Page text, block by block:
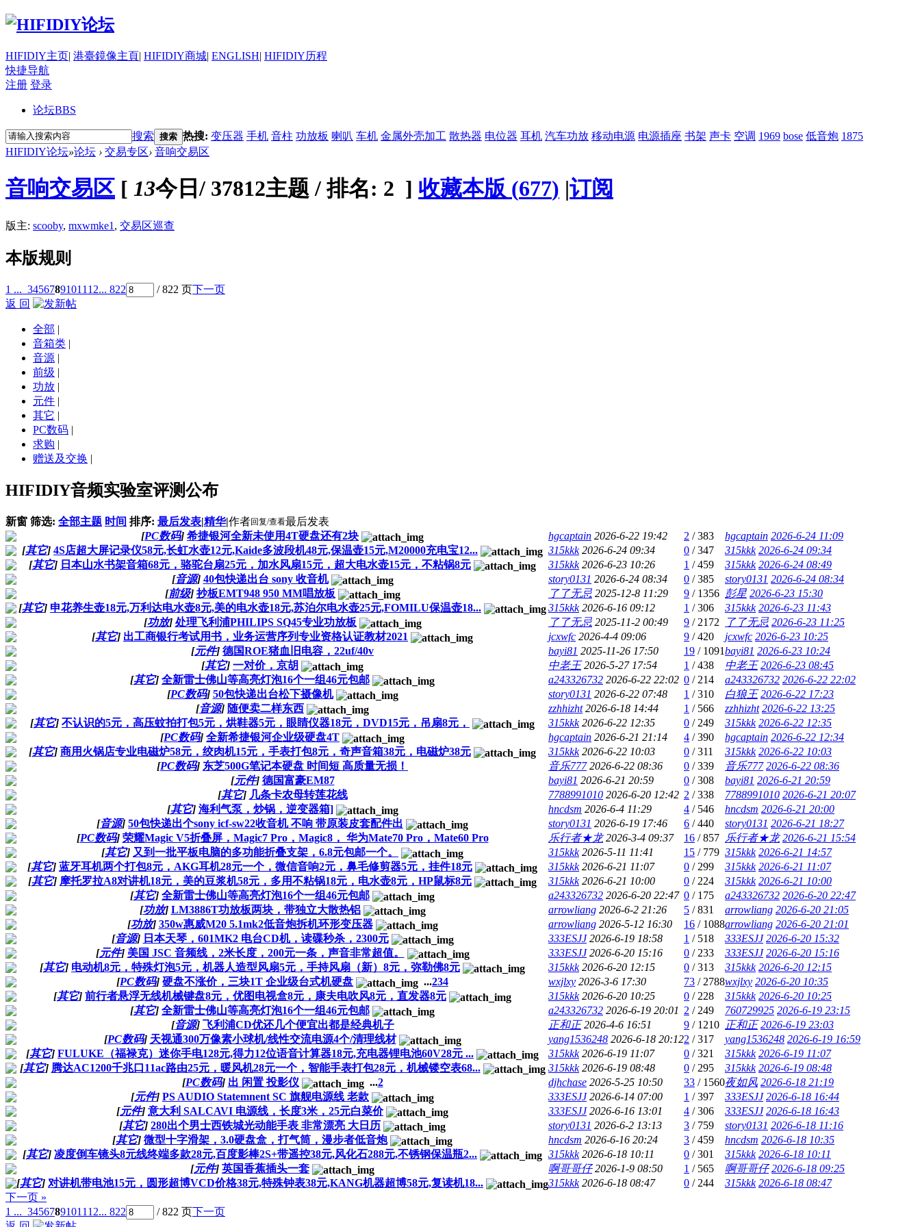
HIFIDIY主页| 港臺鏡像主頁| HIFIDIY商城| ENGLISH| HIFIDIY历程
快捷导航
注册 登录
论坛BBS
搜索 搜索 热搜: 变压器 手机 音柱 功放板 喇叭 车机 金属外壳加工 散热器 电位器 耳机 汽车功放 移动电源 电源插座 书架 声卡 空调 1969 bose 低音炮 1875
HIFIDIY论坛»论坛 › 交易专区› 音响交易区
音响交易区 [ 13今日/ 37812主题/排名: 2 ] 收藏本版 (677) |订阅
版主: scooby, mxwmke1 , 交易区巡查
本版规则
1 ... 34567891011 12... 822 / 822 页下一页
返 回
全部 |
音箱类 |
音源 |
前级 |
功放 |
元件 |
其它 |
PC数码 |
求购 |
赠送及交换 |
HIFIDIY音频实验室评测公布
新窗 筛选: 全部主题 时间 排序: 最后发表|精华|作者回复/查看最后发表
[PC数码] 希捷银河全新未使用4T硬盘还有2块 hgcaptain 2026-6-22 19:42 2 /383 hgcaptain 2026-6-24 11:09
[其它] 4S店超大屏记录仪58元,长虹水壶12元,Kaide多波段机48元,保温壶15元,M20000充电宝12... 315kkk 2026-6-24 09:34 0 /347 315kkk 2026-6-24 09:34
[其它] 日本山水书架音箱68元，骆驼台扇25元，加水风扇15元，超大电水壶15元，不粘锅8元 315kkk 2026-6-23 10:26 1 /459 315kkk 2026-6-24 08:49
[音源] 40包快递出台 sony 收音机 story0131 2026-6-24 08:34 0 /385 story0131 2026-6-24 08:34
[前级] 抄板EMT948 950 MM唱放板 了了无忌 2025-12-8 11:29 9 /1356 彭星 2026-6-23 15:30
[其它] 申花养生壶18元,万利达电水壶8元,美的电水壶18元,苏泊尔电水壶25元,FOMILU保温壶18... 315kkk 2026-6-16 09:12 1 /306 315kkk 2026-6-23 11:43
[功放] 处理飞利浦PHILIPS SQ45专业功放板 了了无忌 2025-11-2 00:49 9 /2172 了了无忌 2026-6-23 11:25
[其它] 出工商银行考试用书，业务运营序列专业资格认证教材2021 jcxwfc 2026-4-4 09:06 9 /420 jcxwfc 2026-6-23 10:25
[元件] 德国ROE猪血旧电容，22uf/40v bayi81 2025-11-26 17:50 19 /1091bayi81 2026-6-23 10:24
[其它] 一对价，京胡 中老王 2026-5-27 17:54 1 /438 中老王 2026-6-23 08:45
[其它] 全新雷士佛山等高亮灯泡16个一组46元包邮 a243326732 2026-6-22 22:02 0 /214 a243326732 2026-6-22 22:02
[PC数码] 50包快递出台松下摄像机 story0131 2026-6-22 07:48 1 /310 白狼王 2026-6-22 17:23
[音源] 随便卖二样东西 zzhhizht 2026-6-18 14:44 1 /566 zzhhizht 2026-6-22 13:25
[其它] 不认识的5元，高压蚊拍打包5元，烘鞋器5元，眼睛仪器18元，DVD15元，吊扇8元， 315kkk 2026-6-22 12:35 0 /249 315kkk 2026-6-22 12:35
[PC数码] 全新希捷银河企业级硬盘4T hgcaptain 2026-6-21 21:14 4 /390 hgcaptain 2026-6-22 12:34
[其它] 商用火锅店专业电磁炉58元，绞肉机15元，手表打包8元，奇声音箱38元，电磁炉38元 315kkk 2026-6-22 10:03 0 /311 315kkk 2026-6-22 10:03
[PC数码] 东芝500G笔记本硬盘 时间短 高质量无损！ 音乐777 2026-6-22 08:36 0 /339 音乐777 2026-6-22 08:36
[元件] 德国富豪EM87 bayi81 2026-6-21 20:59 0 /308 bayi81 2026-6-21 20:59
[其它] 几条卡农母转莲花线 7788991010 2026-6-20 12:42 2 /338 7788991010 2026-6-21 20:07
[其它] 海利气泵，炒锅，逆变器箱] hncdsm 2026-6-4 11:29 4 /546 hncdsm 2026-6-21 20:00
[音源] 50包快递出个sony icf-sw22收音机 不响 带原装皮套配件出 story0131 2026-6-19 17:46 6 /440 story0131 2026-6-21 18:27
[PC数码] 荣耀Magic V5折叠屏，Magic7 Pro，Magic8， 华为Mate70 Pro，Mate60 Pro 乐行者★龙 2026-3-4 09:37 16 /857 乐行者★龙 2026-6-21 15:54
[其它] 又到一批平板电脑的多功能折叠支架，6.8元包邮一个。 315kkk 2026-5-11 11:41 15 /779 315kkk 2026-6-21 14:57
[其它] 蓝牙耳机两个打包8元，AKG耳机28元一个，微信音响2元，鼻毛修剪器5元，挂件18元 315kkk 2026-6-21 11:07 0 /299 315kkk 2026-6-21 11:07
[其它] 摩托罗拉A8对讲机18元，美的豆浆机58元，多用不粘锅18元，电水壶8元，HP鼠标8元 315kkk 2026-6-21 10:00 0 /224 315kkk 2026-6-21 10:00
[其它] 全新雷士佛山等高亮灯泡16个一组46元包邮 a243326732 2026-6-20 22:47 0 /175 a243326732 2026-6-20 22:47
[功放] LM3886T功放板两块，带独立大散热铝 arrowliang 2026-6-2 21:26 5 /831 arrowliang 2026-6-20 21:05
[功放] 350w惠威M20 5.1mk2低音炮拆机环形变压器 arrowliang 2026-5-12 16:30 16 /1088arrowliang 2026-6-20 21:01
[音源] 日本天琴，601MK2 电台CD机，读碟秒杀，2300元 333ESJJ 2026-6-19 18:58 1 /518 333ESJJ 2026-6-20 15:32
[元件] 美国 JSC 音频线，2米长度，200元一条，声音非常超值。 333ESJJ 2026-6-20 15:16 0 /233 333ESJJ 2026-6-20 15:16
[其它] 电动机8元，特殊灯泡5元，机器人造型风扇5元，手持风扇（新）8元，弥勒佛8元 315kkk 2026-6-20 12:15 0 /313 315kkk 2026-6-20 12:15
[PC数码] 硬盘不涨价，三块1T 企业级台式机硬盘 ...234 wxjlxy 2026-3-6 17:30 73 /2788wxjlxy 2026-6-20 10:35
[其它] 前行者悬浮无线机械键盘8元，优图电视盒8元，康夫电吹风8元，直发器8元 315kkk 2026-6-20 10:25 0 /228 315kkk 2026-6-20 10:25
[其它] 全新雷士佛山等高亮灯泡16个一组46元包邮 a243326732 2026-6-19 20:01 2 /249 760729925 2026-6-19 23:15
[音源] 飞利浦CD优还几个便宜出都是经典机子 正和正 2026-4-6 16:51 9 /1210 正和正 2026-6-19 23:03
[PC数码] 天视通300万像素小球机/线性交流电源4个/清理线材 yang1536248 2026-6-18 20:122 /317 yang1536248 2026-6-19 16:59
[其它] FULUKE（福禄克）迷你手电128元,得力12位语音计算器18元,充电器锂电池60V28元 ... 315kkk 2026-6-19 11:07 0 /321 315kkk 2026-6-19 11:07
[其它] 腾达AC1200千兆口11ac路由25元，暖风机28元一个，智能手表打包28元，机械镂空表68... 315kkk 2026-6-19 08:48 0 /295 315kkk 2026-6-19 08:48
[PC数码] 出 闲置 投影仪 ...2 djhchase 2026-5-25 10:50 33 /1560夜如风 2026-6-18 21:19
[元件] PS AUDIO Statemnent SC 旗舰电源线 老款 333ESJJ 2026-6-14 07:00 1 /397 333ESJJ 2026-6-18 16:44
[元件] 意大利 SALCAVI 电源线，长度3米，25元白菜价 333ESJJ 2026-6-16 13:01 4 /306 333ESJJ 2026-6-18 16:43
[其它] 280出个男士西铁城光动能手表 非常漂亮 大日历 story0131 2026-6-2 13:13 3 /759 story0131 2026-6-18 11:16
[其它] 微型十字滑架，3.0硬盘盒，打气筒，漫步者低音炮 hncdsm 2026-6-16 20:24 3 /459 hncdsm 2026-6-18 10:35
[其它] 凌度倒车镜头8元线终端多款28元,百度影棒2S+带遥控38元,风化石288元,不锈钢保温瓶2... 315kkk 2026-6-18 10:11 0 /301 315kkk 2026-6-18 10:11
[元件] 英国香蕉插头一套 啊哥哥仔 2026-1-9 08:50 1 /565 啊哥哥仔 2026-6-18 09:25
[其它] 对讲机带电池15元，圆形超博VCD价格38元,特殊钟表38元,KANG机器超博58元,复读机18... 315kkk 2026-6-18 08:47 0 /244 315kkk 2026-6-18 08:47
下一页 »
1 ... 34567891011 12... 822 / 822 页下一页